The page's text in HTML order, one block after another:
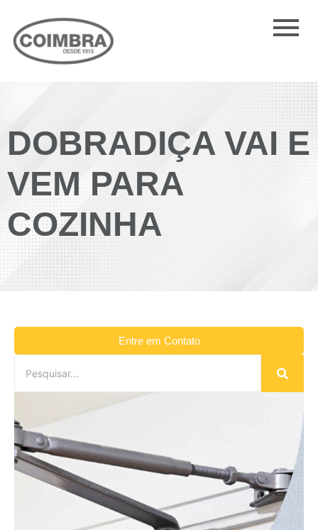
DOBRADIÇA VAI E
VEM PARA
COZINHA
Entre em Contato